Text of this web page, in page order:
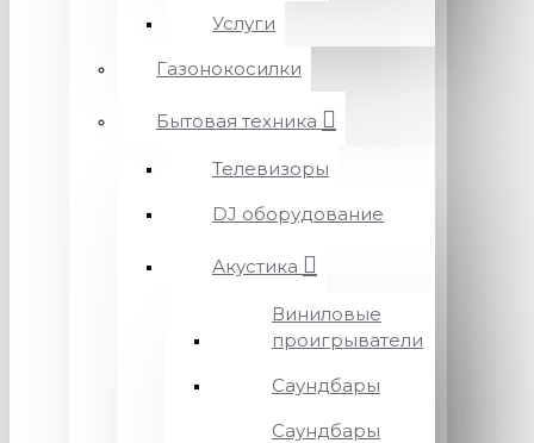
Услуги
Газонокосилки
Бытовая техника
Телевизоры
DJ оборудование
Акустика
Виниловые
проигрыватели
Саундбары
Саундбары